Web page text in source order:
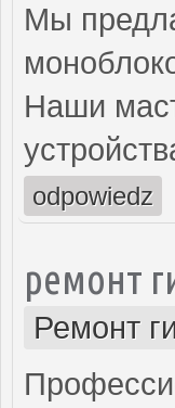
Мы
Наши
odpowiedz
ремонт
Ремонт